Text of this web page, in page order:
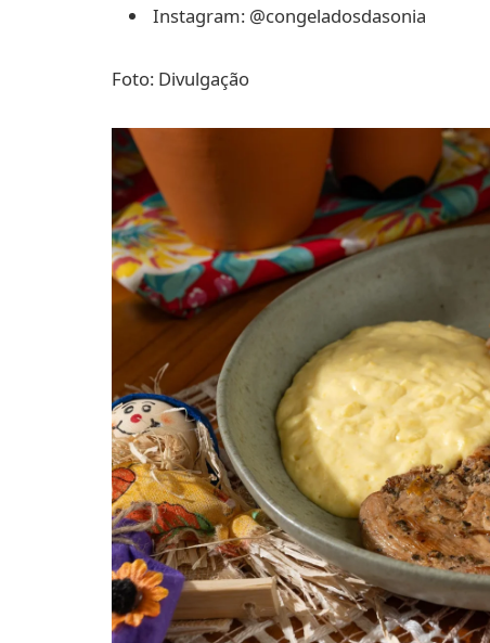
Instagram: @congeladosdasonia
Foto: Divulgação